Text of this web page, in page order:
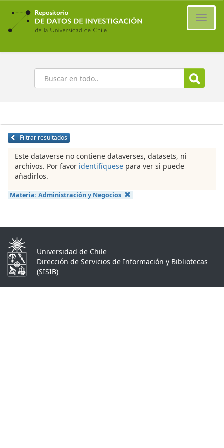
Ir
contenido
principal
Buscar
Filtrar resultados
Este dataverse no contiene dataverses, datasets, ni
archivos. Por favor identifíquese para ver si puede
añadirlos.
Materia: Administración y Negocios
Universidad de Chile
Dirección de Servicios de Información y Bibliotecas
(SISIB)